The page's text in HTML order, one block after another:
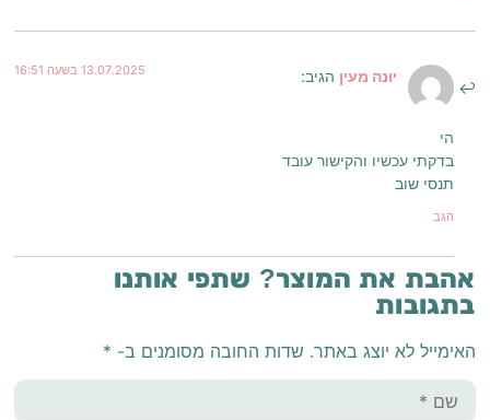
יונה מעין הגיב: 13.07.2025 בשעה 16:51
הי
בדקתי עכשיו והקישור עובד
תנסי שוב
הגב
אהבת את המוצר? שתפי אותנו
בתגובות
האימייל לא יוצג באתר. שדות החובה מסומנים ב- *